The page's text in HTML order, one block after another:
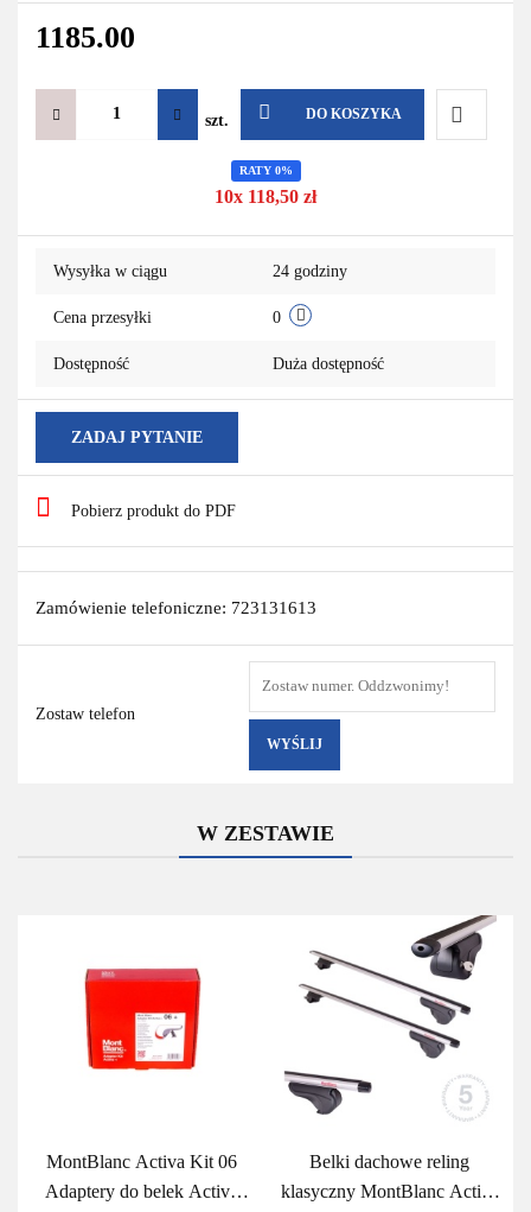
1185.00
szt. DO KOSZYKA
RATY 0%
10x 118,50 zł
Wysyłka w ciągu 24 godziny
Cena przesyłki 0
Dostępność Duża dostępność
ZADAJ PYTANIE
Pobierz produkt do PDF
Zamówienie telefoniczne: 723131613
Zostaw telefon
WYŚLIJ
W ZESTAWIE
MontBlanc Activa Kit 06
Adaptery do belek Activa
Belki dachowe reling
klasyczny MontBlanc Activa